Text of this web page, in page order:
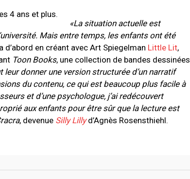
«La situation actuelle est
Mais entre temps, les enfants ont été
d’abord en créant avec Art Spiegelman Little Lit,
Toon Books, une collection de bandes dessinées
leur donner une version structurée d’un narratif
du contenu, ce qui est beaucoup plus facile à
et d’une psychologue, j’ai redécouvert
aux enfants pour être sûr que la lecture est
, devenue Silly Lillyd’Agnès Rosensthiehl.